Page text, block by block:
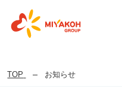
TOP お知らせ